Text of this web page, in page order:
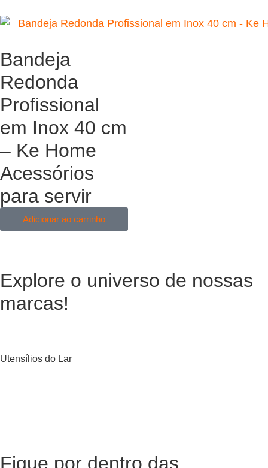
Bandeja
Redonda
Profissional
em Inox 40 cm
– Ke Home
Acessórios
para servir
Adicionar ao carrinho
Explore o universo de nossas
marcas!
Utensílios do Lar
Fique por dentro das